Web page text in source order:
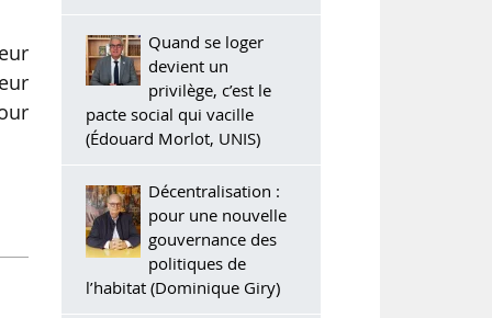
Quand se loger
devient un
privilège, c’est le
pacte social qui vacille
(Édouard Morlot, UNIS)
Décentralisation :
pour une nouvelle
gouvernance des
politiques de
l’habitat (Dominique Giry)